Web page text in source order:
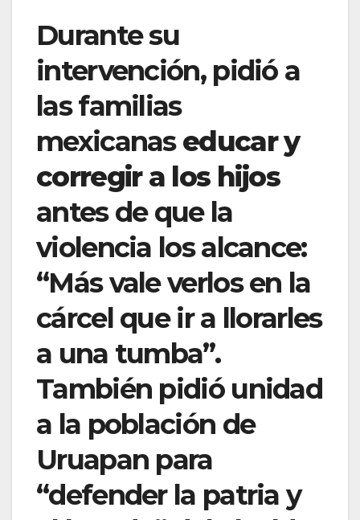
Durante su
intervención, pidió a
las familias
mexicanaseducar y
corregir a los hijos
antes de que la
violencia los alcance:
“Más vale verlos en la
cárcel que ir a llorarles
a una tumba”.
También pidió unidad
a la población de
Uruapan para
“defender la patria y